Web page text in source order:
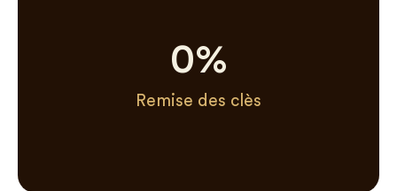
Remise des clès
0%